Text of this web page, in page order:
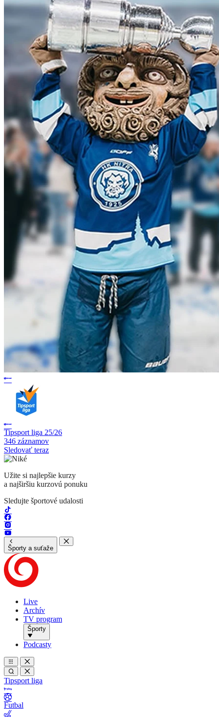
Tipsport liga 25/26
346 záznamov
Sledovať teraz
Užite si najlepšie kurzy
a najširšiu kurzovú ponuku
Sledujte športové udalosti
Športy a suťaže
Live
Archív
TV program
Športy
Podcasty
Tipsport liga
Futbal